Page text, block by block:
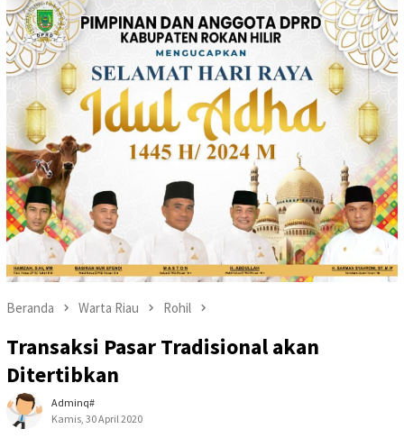
Beranda Warta Riau Rohil
Transaksi Pasar Tradisional akan
Ditertibkan
Adminq#
Kamis, 30 April 2020